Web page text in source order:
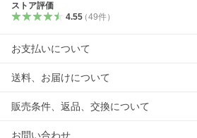
ストア評価
4.55（49件）
お支払いについて
送料、お届けについて
販売条件、返品、交換について
お問い合わせ